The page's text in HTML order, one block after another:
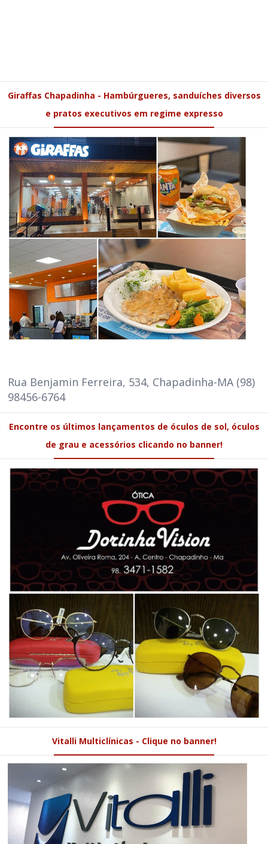
Giraffas Chapadinha - Hambúrgueres, sanduíches diversos
e pratos executivos em regime expresso
Rua Benjamin Ferreira, 534, Chapadinha-MA (98)
98456-6764
Encontre os últimos lançamentos de óculos de sol, óculos
de grau e acessórios clicando no banner!
Vitalli Multiclínicas - Clique no banner!